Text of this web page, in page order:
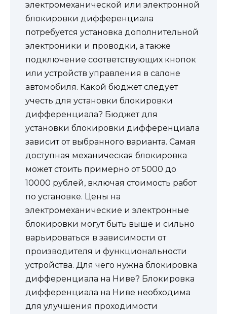
электромеханической или электронной
блокировки дифференциала
потребуется установка дополнительной
электроники и проводки, а также
подключение соответствующих кнопок
или устройств управления в салоне
автомобиля. Какой бюджет следует
учесть для установки блокировки
дифференциала? Бюджет для
установки блокировки дифференциала
зависит от выбранного варианта. Самая
доступная механическая блокировка
может стоить примерно от 5000 до
10000 рублей, включая стоимость работ
по установке. Цены на
электромеханические и электронные
блокировки могут быть выше и сильно
варьироваться в зависимости от
производителя и функциональности
устройства. Для чего нужна блокировка
дифференциала на Ниве? Блокировка
дифференциала на Ниве необходима
для улучшения проходимости